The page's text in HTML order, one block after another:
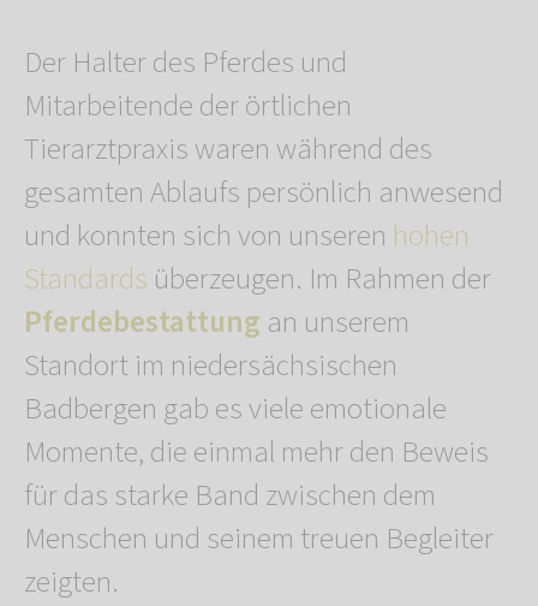
Der Halter des Pferdes und
Mitarbeitende der örtlichen
Tierarztpraxis waren während des
gesamten Ablaufs persönlich anwesend
und konnten sich von unseren hohen
Standards überzeugen. Im Rahmen der
Pferdebestattung an unserem
Standort im niedersächsischen
Badbergen gab es viele emotionale
Momente, die einmal mehr den Beweis
für das starke Band zwischen dem
Menschen und seinem treuen Begleiter
zeigten.